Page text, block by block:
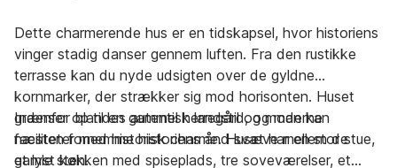
Dette charmerende hus er en tidskapsel, hvor historiens
vinger stadig danser gennem luften. Fra den rustikke
terrasse kan du nyde udsigten over de gyldne
kornmarker, der strækker sig mod horisonten. Huset
grænser op til en gammel herregård, og man kan
næsten fornemme historiens ånd svæve mellem de
gamle sten.
Indenfor blandes autentisk landstil og moderne
faciliteter med historisk charme. Huset har en stor stue,
et lyst køkken med spiseplads, tre soveværelser, et